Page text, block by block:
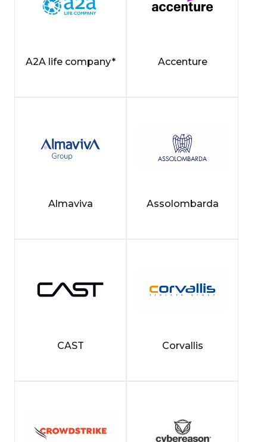
A2A life company* Accenture
Almaviva Assolombarda
CAST Corvallis